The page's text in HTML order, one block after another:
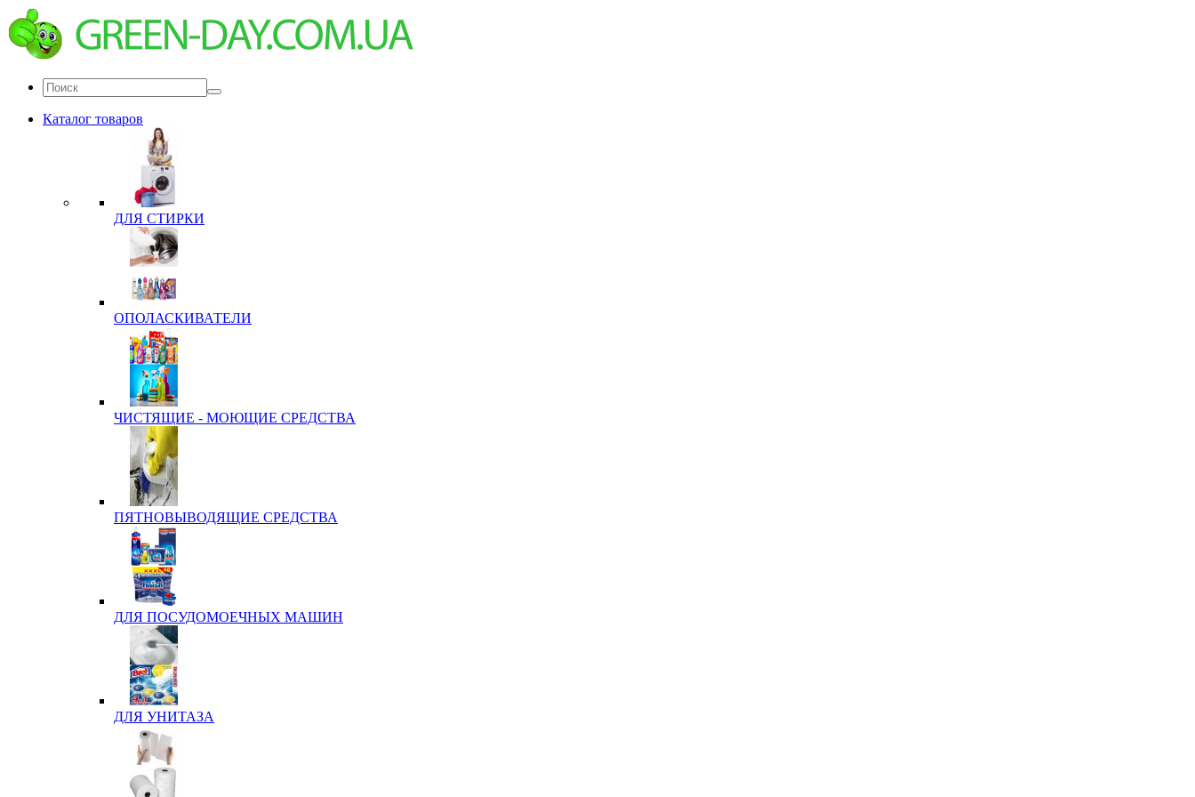
Каталог товаров
ДЛЯ СТИРКИ
ОПОЛАСКИВАТЕЛИ
ЧИСТЯЩИЕ - МОЮЩИЕ СРЕДСТВА
ПЯТНОВЫВОДЯЩИЕ СРЕДСТВА
ДЛЯ ПОСУДОМОЕЧНЫХ МАШИН
ДЛЯ УНИТАЗА